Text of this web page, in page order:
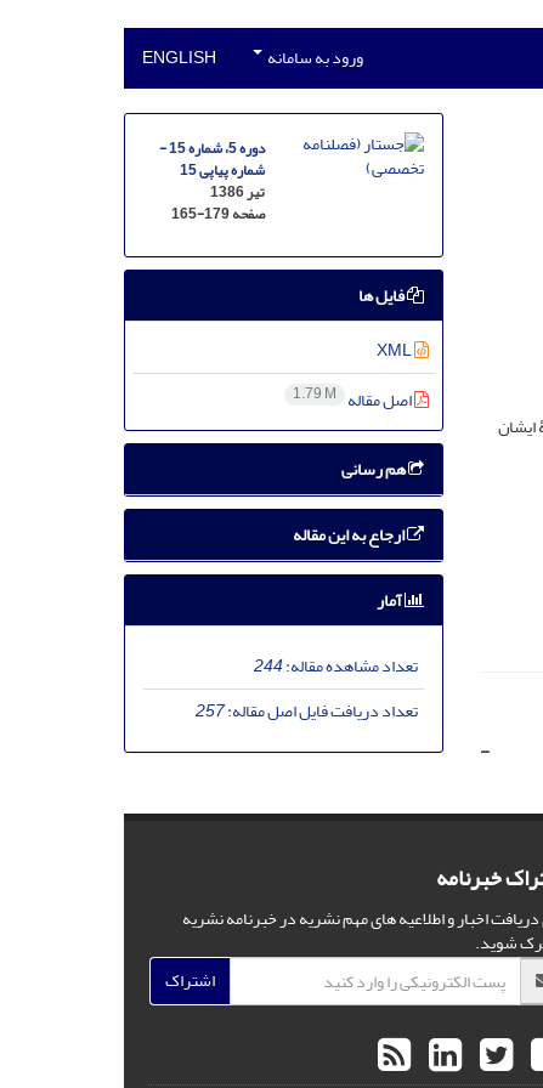
ورود به سامانه ENGLISH
ایشان
-
دوره 5، شماره 15 -
شماره پیاپی 15
تیر 1386
صفحه165-179
فایل ها
XML
اصل مقاله 1.79 M
هم رسانی
ارجاع به این مقاله
آمار
تعداد مشاهده مقاله:244
تعداد دریافت فایل اصل مقاله:257
خبرنامه
دریافت اخبار و اطلاعیه های مهم نشریه در خبرنامه نشریه
شوید.
اشتراک